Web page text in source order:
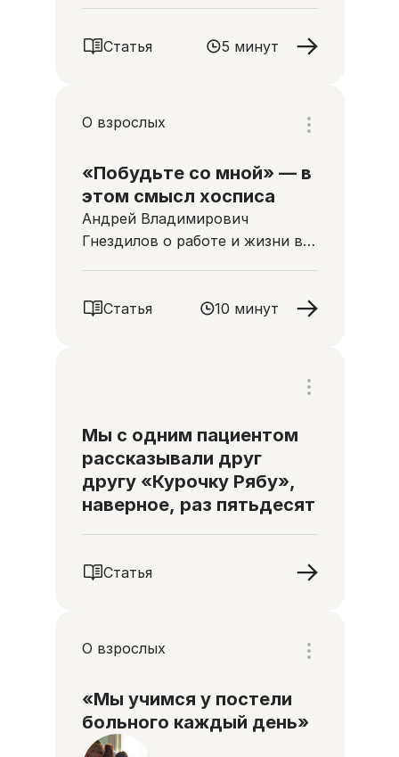
Статья 5 минут
О взрослых
«Побудьте со мной» — в
этом смысл хосписа
Андрей Владимирович
Гнездилов о работе и жизни в
Статья 10 минут
Мы с одним пациентом
рассказывали друг
другу «Курочку Рябу»,
наверное, раз пятьдесят
Статья
О взрослых
«Мы учимся у постели
больного каждый день»